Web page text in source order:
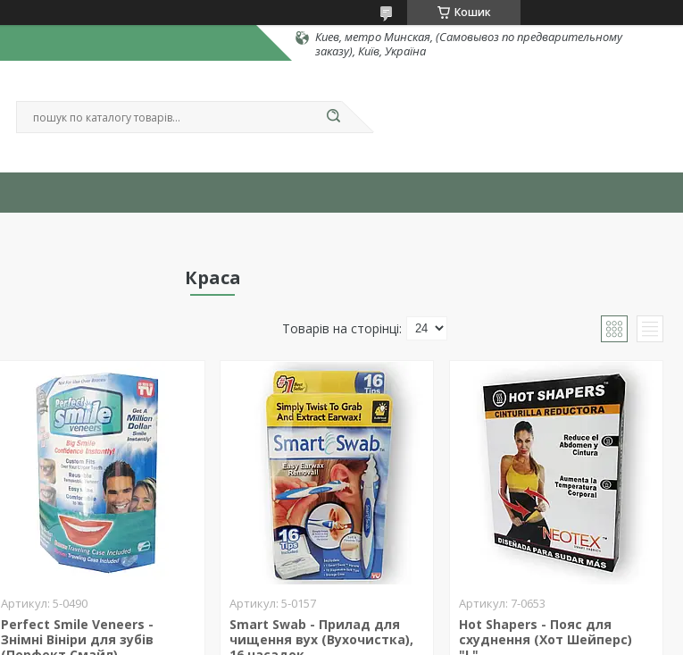
Кошик
Киев, метро Минская, (Самовывоз по предварительному
заказу), Київ, Україна
Краса
5-0490
Perfect Smile Veneers -
Знімні Вініри для зубів
5-0157
Smart Swab - Прилад для
чищення вух (Вухочистка),
7-0653
Hot Shapers - Пояс для
схуднення (Хот Шейперс)